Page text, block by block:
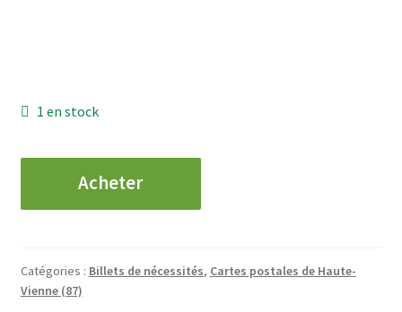
1 en stock
CPA
de
Commerce
Acheter
Catégories : Billets de nécessités, Cartes postales de Haute-
Vienne (87)